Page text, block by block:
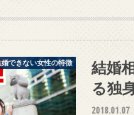
できない女性の特徴
結婚
る独
2018.01.07